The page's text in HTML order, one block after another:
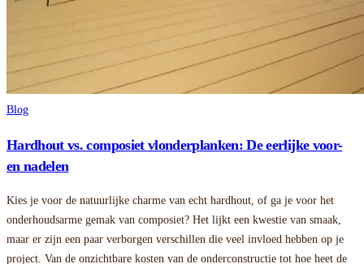
Blog
Hardhout vs. composiet vlonderplanken: De eerlijke voor-
en nadelen
Kies je voor de natuurlijke charme van echt hardhout, of ga je voor het
onderhoudsarme gemak van composiet? Het lijkt een kwestie van smaak,
maar er zijn een paar verborgen verschillen die veel invloed hebben op je
project. Van de onzichtbare kosten van de onderconstructie tot hoe heet de